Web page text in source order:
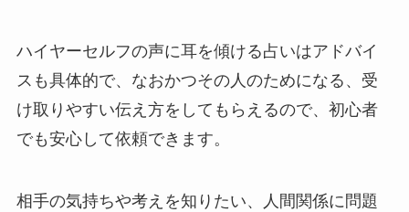
ハイヤーセルフの声に耳を傾ける占いはアドバイ
スも具体的で、なおかつその人のためになる、受
け取りやすい伝え方をしてもらえるので、初心者
でも安心して依頼できます。
相手の気持ちや考えを知りたい、人間関係に問題